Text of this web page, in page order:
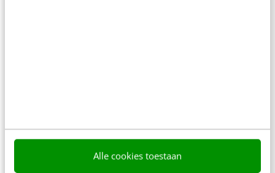
Alle cookies toestaan
stichtingen en verenigingen moeten hier nog
vooral op of de bron betrouwbaar is. Een YouTube-